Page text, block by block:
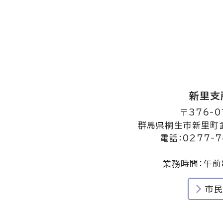
新里支
〒376-
群馬県桐生市新里
電話：0277-
業務時間：午
市